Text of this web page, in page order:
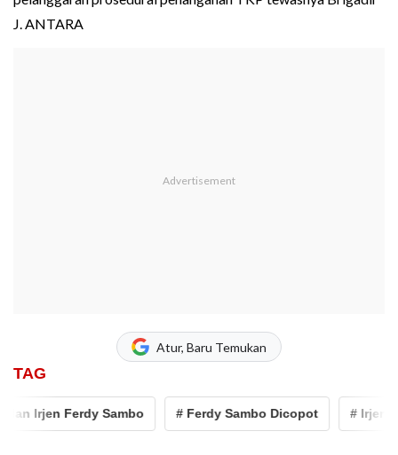
J. ANTARA
Atur, Baru Temukan
TAG
Ferdy Sambo # Ferdy Sambo Dicopot # Irjen ferdy